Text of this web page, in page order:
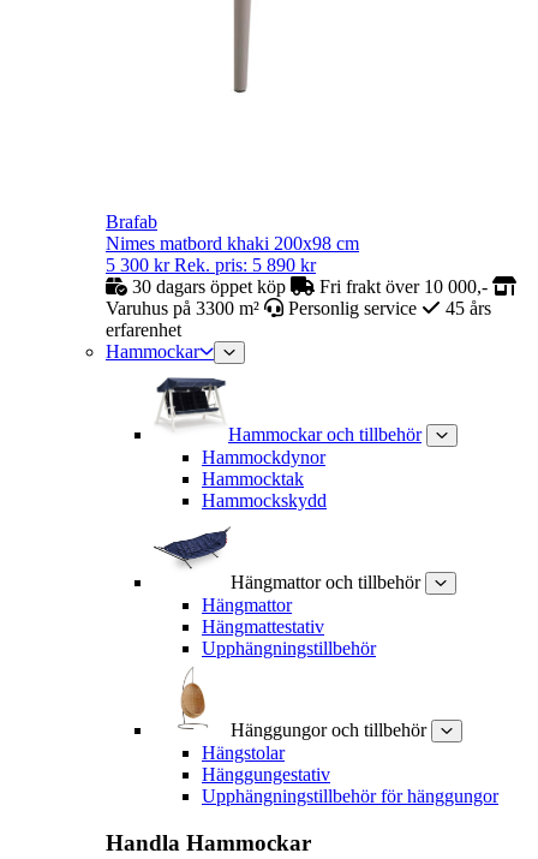
Brafab
Nimes matbord khaki 200x98 cm
5 300 kr Rek. pris: 5 890 kr
30 dagars öppet köp
Fri frakt över 10 000,-
Varuhus på 3300 m²
Personlig service
45 års
erfarenhet
Hammockar
Hammockar och tillbehör
Hammockdynor
Hammocktak
Hammockskydd
Hängmattor och tillbehör
Hängmattor
Hängmattestativ
Upphängningstillbehör
Hänggungor och tillbehör
Hängstolar
Hänggungestativ
Upphängningstillbehör för hänggungor
Handla Hammockar